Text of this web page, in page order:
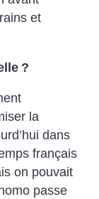
et
?
la
dans
français
on pouvait
passe